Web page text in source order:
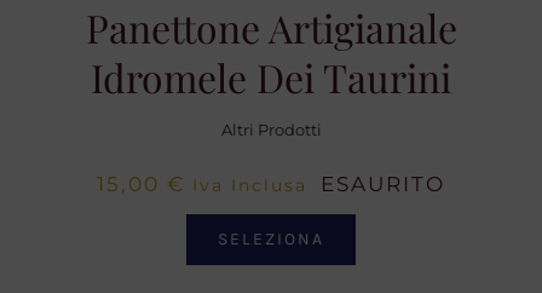
Panettone Artigianale
Idromele Dei Taurini
Altri Prodotti
15,00 € Iva Inclusa ESAURITO
SELEZIONA